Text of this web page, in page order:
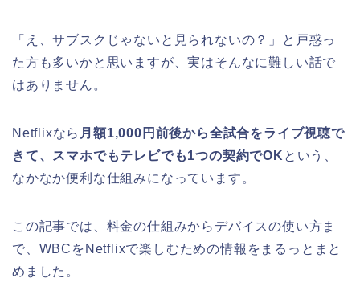
「え、サブスクじゃないと見られないの？」と戸惑っ
た方も多いかと思いますが、実はそんなに難しい話で
はありません。
Netflixなら 月額1,000円前後から全試合をライブ視聴で
きて、スマホでもテレビでも1つの契約でOK という、
なかなか便利な仕組みになっています。
この記事では、料金の仕組みからデバイスの使い方ま
で、WBCをNetflixで楽しむための情報をまるっとまと
めました。